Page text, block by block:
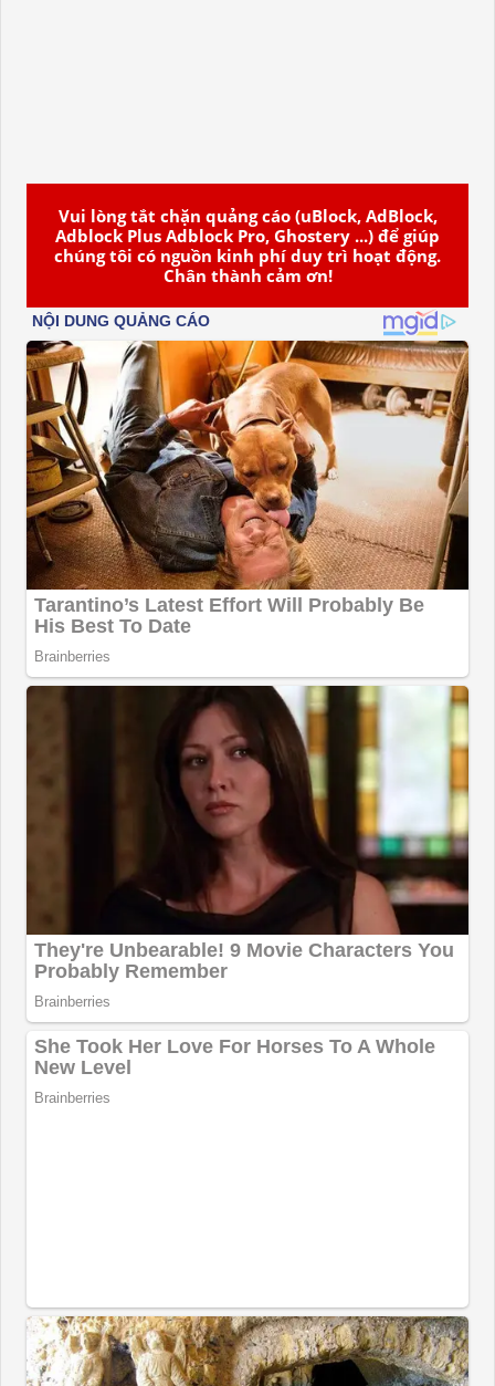
Vui lòng tắt chặn quảng cáo (uBlock, AdBlock,
Adblock Plus Adblock Pro, Ghostery ...) để giúp
chúng tôi có nguồn kinh phí duy trì hoạt động.
Chân thành cảm ơn!